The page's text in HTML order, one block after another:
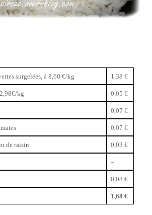
surgelées, à 8,60 €/kg 1,38 €
kg 0,05 €
0,07 €
0,07 €
de raisin 0,03 €
–
0,08 €
1,68 €